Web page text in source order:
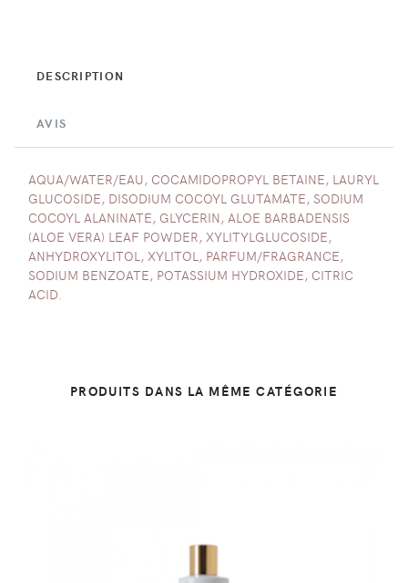
DESCRIPTION
AVIS
AQUA/WATER/EAU, COCAMIDOPROPYL BETAINE, LAURYL
GLUCOSIDE, DISODIUM COCOYL GLUTAMATE, SODIUM
COCOYL ALANINATE, GLYCERIN, ALOE BARBADENSIS
(ALOE VERA) LEAF POWDER, XYLITYLGLUCOSIDE,
ANHYDROXYLITOL, XYLITOL, PARFUM/FRAGRANCE,
SODIUM BENZOATE, POTASSIUM HYDROXIDE, CITRIC
ACID.
PRODUITS DANS LA MÊME CATÉGORIE